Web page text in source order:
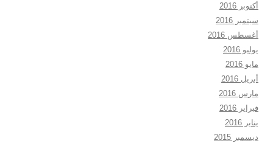
أكتوبر 2016
سبتمبر 2016
أغسطس 2016
يوليو 2016
مايو 2016
أبريل 2016
مارس 2016
فبراير 2016
يناير 2016
ديسمبر 2015